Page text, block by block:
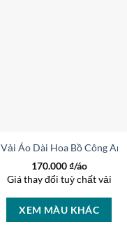
Vải Áo Dài Hoa Bồ Công
170.000₫/áo
Giá thay đổi tuỳ chất vải
XEM MÀU KHÁC